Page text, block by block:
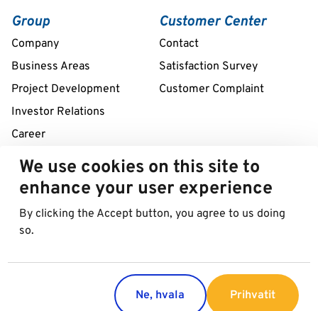
Group
Company
Business Areas
Project Development
Investor Relations
Career
Customer Center
Contact
Satisfaction Survey
Customer Complaint
Remote assistance service 24/7
+39 02 58307211
We use cookies on this site to
enhance your user experience
By clicking the Accept button, you agree to us doing
so.
Prihvatit
Ne, hvala